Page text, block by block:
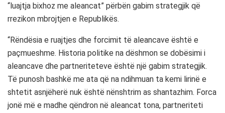
“luajtja bixhoz me aleancat” përbën gabim strategjik që
rrezikon mbrojtjen e Republikës.
“Rëndësia e ruajtjes dhe forcimit të aleancave është e
paçmueshme. Historia politike na dëshmon se dobësimi i
aleancave dhe partneriteteve është një gabim strategjik.
Të punosh bashkë me ata që na ndihmuan ta kemi lirinë e
shtetit asnjëherë nuk është nënshtrim as shantazhim. Forca
jonë më e madhe qëndron në aleancat tona, partneriteti